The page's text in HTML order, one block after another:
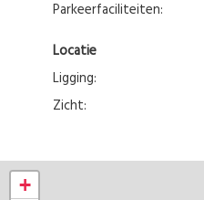
Parkeerfaciliteiten:
Locatie
Ligging:
Zicht:
+